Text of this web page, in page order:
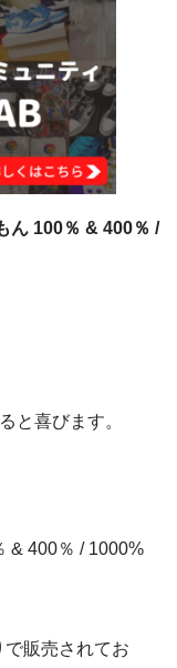
ん 100％ & 400％ /
と喜びます。
& 400％ / 1000%
販売されてお